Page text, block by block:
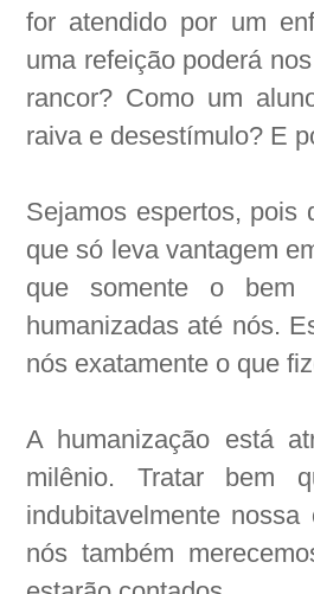
for atendido por um
uma refeição poderá
rancor? Como um
raiva e desestímulo? E
Sejamos espertos, pois
que só leva vantagem
que somente o bem
humanizadas até nós.
nós exatamente o que
A humanização está
milênio. Tratar bem
indubitavelmente
nós também